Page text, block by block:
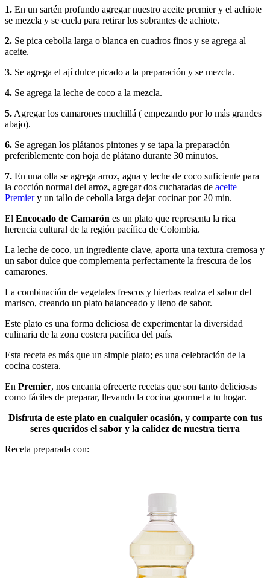
1. En un sartén profundo agregar nuestro aceite premier y el achiote
se mezcla y se cuela para retirar los sobrantes de achiote.
2. Se pica cebolla larga o blanca en cuadros finos y se agrega al
aceite.
3. Se agrega el ají dulce picado a la preparación y se mezcla.
4. Se agrega la leche de coco a la mezcla.
5. Agregar los camarones muchillá ( empezando por lo más grandes
abajo).
6. Se agregan los plátanos pintones y se tapa la preparación
preferiblemente con hoja de plátano durante 30 minutos.
7. En una olla se agrega arroz, agua y leche de coco suficiente para
la cocción normal del arroz, agregar dos cucharadas de aceite
Premiery un tallo de cebolla larga dejar cocinar por 20 min.
El Encocado de Camarón es un plato que representa la rica
herencia cultural de la región pacífica de Colombia.
La leche de coco, un ingrediente clave, aporta una textura cremosa y
un sabor dulce que complementa perfectamente la frescura de los
camarones.
La combinación de vegetales frescos y hierbas realza el sabor del
marisco, creando un plato balanceado y lleno de sabor.
Este plato es una forma deliciosa de experimentar la diversidad
culinaria de la zona costera pacífica del país.
Esta receta es más que un simple plato; es una celebración de la
cocina costera.
En Premier, nos encanta ofrecerte recetas que son tanto deliciosas
como fáciles de preparar, llevando la cocina gourmet a tu hogar.
Disfruta de este plato en cualquier ocasión, y comparte con tus
seres queridos el sabor y la calidez de nuestra tierra
Receta preparada con: